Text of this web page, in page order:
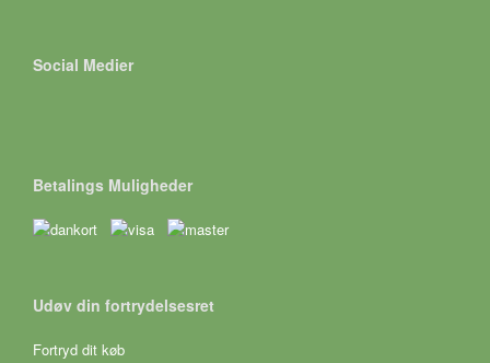
Social Medier
Betalings Muligheder
Udøv din fortrydelsesret
Fortryd dit køb